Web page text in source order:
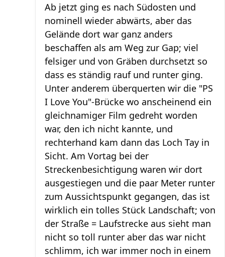
Ab jetzt ging es nach Südosten und
nominell wieder abwärts, aber das
Gelände dort war ganz anders
beschaffen als am Weg zur Gap; viel
felsiger und von Gräben durchsetzt so
dass es ständig rauf und runter ging.
Unter anderem überquerten wir die "PS
I Love You"-Brücke wo anscheinend ein
gleichnamiger Film gedreht worden
war, den ich nicht kannte, und
rechterhand kam dann das Loch Tay in
Sicht. Am Vortag bei der
Streckenbesichtigung waren wir dort
ausgestiegen und die paar Meter runter
zum Aussichtspunkt gegangen, das ist
wirklich ein tolles Stück Landschaft; von
der Straße = Laufstrecke aus sieht man
nicht so toll runter aber das war nicht
schlimm, ich war immer noch in einem